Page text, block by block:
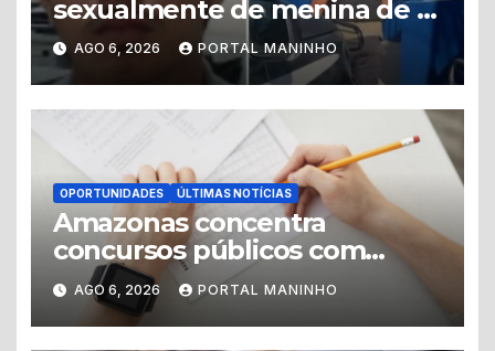
sexualmente de menina de 8
anos é preso no município de
Iranduba
AGO 6, 2026 PORTAL MANINHO
OPORTUNIDADES ÚLTIMAS NOTÍCIAS
Amazonas concentra
concursos públicos com
vagas abertas e editais
previstos no segundo
semestre
AGO 6, 2026 PORTAL MANINHO